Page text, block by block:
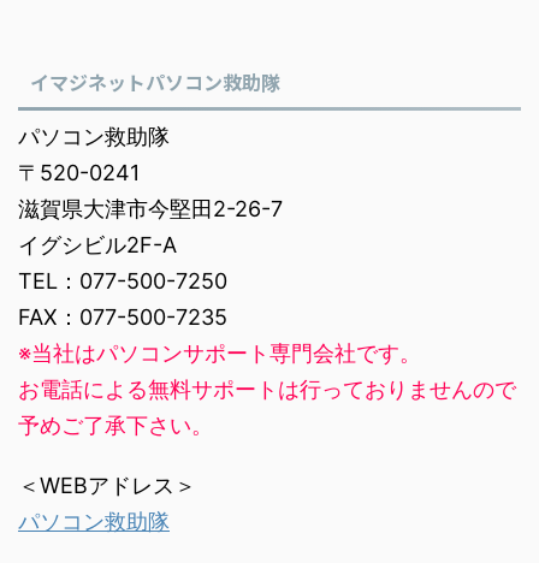
イマジネットパソコン救助隊
パソコン救助隊
〒520-0241
滋賀県大津市今堅田2-26-7
イグシビル2F-A
TEL：077-500-7250
FAX：077-500-7235
※当社はパソコンサポート専門会社です。
お電話による無料サポートは行っておりませんので
予めご了承下さい。
＜WEBアドレス＞
パソコン救助隊